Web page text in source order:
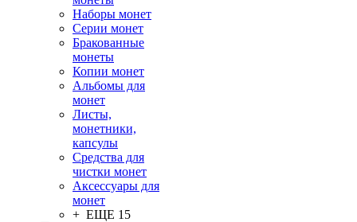
Наборы монет
Серии монет
Бракованные
монеты
Копии монет
Альбомы для
монет
Листы,
монетники,
капсулы
Средства для
чистки монет
Аксессуары для
монет
+ ЕЩЕ 15